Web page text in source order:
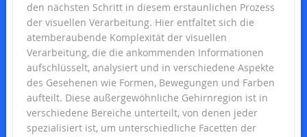
den nächsten Schritt in diesem erstaunlichen Prozess
der visuellen Verarbeitung. Hier entfaltet sich die
atemberaubende Komplexität der visuellen
Verarbeitung, die die ankommenden Informationen
aufschlüsselt, analysiert und in verschiedene Aspekte
des Gesehenen wie Formen, Bewegungen und Farben
aufteilt. Diese außergewöhnliche Gehirnregion ist in
verschiedene Bereiche unterteilt, von denen jeder
spezialisiert ist, um unterschiedliche Facetten der